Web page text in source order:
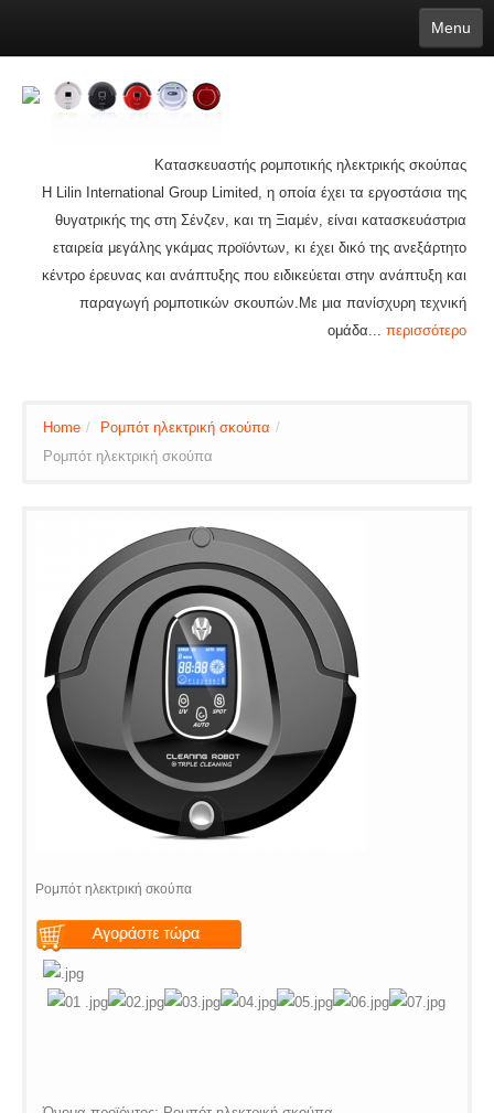
Menu
Deutsch
Português 日本語
Română Mongolian bāṅlā Norsk
Türkçe
Ўзбек тили
india Tiếng Việt íslenska Estonia
Bulgarian
Ukrainian Slovenčina
Κατασκευαστής ρομποτικής ηλεκτρικής σκούπας
Η Lilin International Group Limited, η οποία έχει τα εργοστάσια της
θυγατρικής της στη Σένζεν, και τη Ξιαμέν, είναι κατασκευάστρια
εταιρεία μεγάλης γκάμας προϊόντων, κι έχει δικό της ανεξάρτητο
κέντρο έρευνας και ανάπτυξης που ειδικεύεται στην ανάπτυξη και
παραγωγή ρομποτικών σκουπών.Με μια πανίσχυρη τεχνική
ομάδα... περισσότερο
Home / Ρομπότ ηλεκτρική σκούπα /
Ρομπότ ηλεκτρική σκούπα
Ρομπότ ηλεκτρική σκούπα
Warning
$vii_buy_now_text in